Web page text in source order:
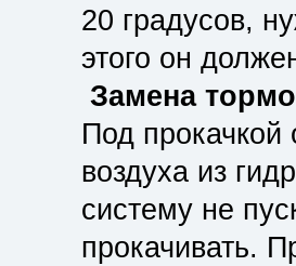
20 градусов,
этого он
Замена
Под
воздуха из
систему не
прокачивать.